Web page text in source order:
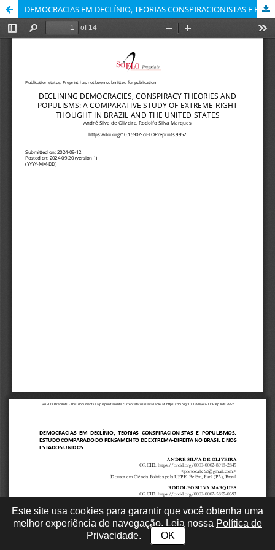
DEMOCRACIAS EM DECLÍNIO, TEORIAS CONSPIRACIONISTAS E POPULISMOS: ESTUDO COMPARADO DO PENSAMENTO DE EXTREMA-DIREITA NO BRASIL E NOS ESTADOS UNIDOS
Este site usa cookies para garantir que você obtenha uma
melhor experiência de navegação. Leia nossa Política de
Privacidade. OK